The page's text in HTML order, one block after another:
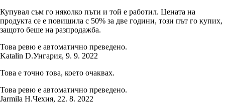
Купувал съм го няколко пъти и той е работил. Цената на
продукта се е повишила с 50% за две години, този път го купих,
защото беше на разпродажба.
Това ревю е автоматично преведено.
Katalin D.Унгария, 9. 9. 2022
Това е точно това, което очаквах.
Това ревю е автоматично преведено.
Jarmila H.Чехия, 22. 8. 2022